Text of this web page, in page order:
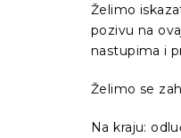
Želimo
pozivu na
nastupima i
Želimo se
Na kraju: